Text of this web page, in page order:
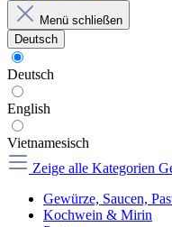
Menü schließen
Deutsch
Deutsch
English
Vietnamesisch
Zeige alle Kategorien
Gewürze, Saucen,
Kochwein & Mirin